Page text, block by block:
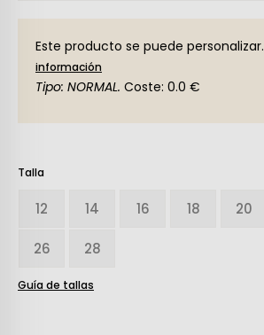
Talla
12 14 16 18 20
26 28
Guía de tallas
Este producto se puede personalizar.
información
Tipo: NORMAL. Coste: 0.0 €